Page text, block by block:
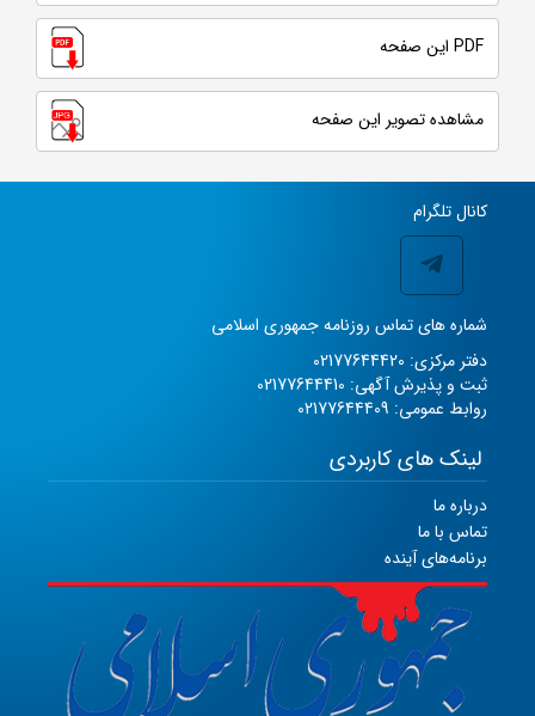
PDF این صفحه
مشاهده تصویر این صفحه
کانال تلگرام
شماره های تماس روزنامه جمهوری اسلامی
دفتر مرکزی: 02177644420
ثبت و پذیرش آگهی: 02177644410
روابط عمومی: 02177644409
لینک های کاربردی
درباره ما
تماس با ما
برنامه‌های آینده